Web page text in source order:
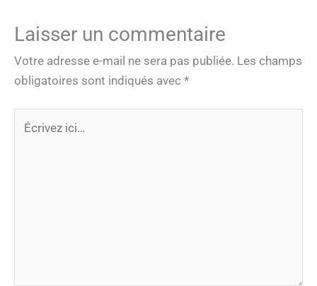
Laisser un commentaire
Votre adresse e-mail ne sera pas publiée. Les champs
obligatoires sont indiqués avec *